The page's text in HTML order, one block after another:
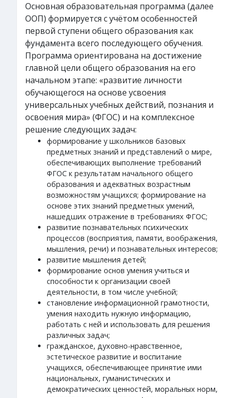
Основная образовательная программа (далее
ООП) формируется с учётом особенностей
первой ступени общего образования как
фундамента всего последующего обучения.
Программа ориентирована на достижение
главной цели общего образования на его
начальном этапе: «развитие личности
обучающегося на основе усвоения
универсальных учебных действий, познания и
освоения мира» (ФГОС) и на комплексное
решение следующих задач:
формирование у школьников базовых
предметных знаний и представлений о мире,
обеспечивающих выполнение требований
ФГОС к результатам начального общего
образования и адекватных возрастным
возможностям учащихся; формирование на
основе этих знаний предметных умений,
нашедших отражение в требованиях ФГОС;
развитие познавательных психических
процессов (восприятия, памяти, воображения,
мышления, речи) и познавательных интересов;
развитие мышления детей;
формирование основ умения учиться и
способности к организации своей
деятельности, в том числе учебной;
становление информационной грамотности,
умения находить нужную информацию,
работать с ней и использовать для решения
различных задач;
гражданское, духовно-нравственное,
эстетическое развитие и воспитание
учащихся, обеспечивающее принятие ими
национальных, гуманистических и
демократических ценностей, моральных норм,